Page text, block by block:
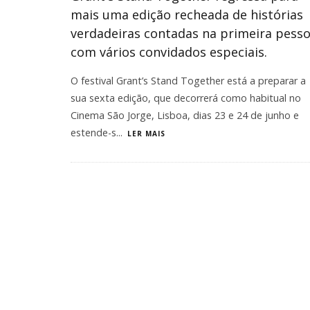
mais uma edição recheada de histórias
verdadeiras contadas na primeira
com vários convidados especiais.
O festival Grant’s Stand Together está a preparar a
sua sexta edição, que decorrerá como habitual no
Cinema São Jorge, Lisboa, dias 23 e 24 de junho e
estende-s... LER MAIS